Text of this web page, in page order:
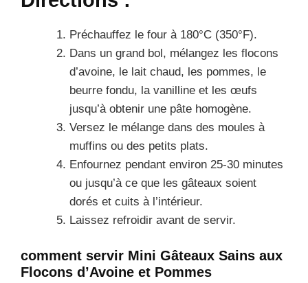
Préchauffez le four à 180°C (350°F).
Dans un grand bol, mélangez les flocons
d’avoine, le lait chaud, les pommes, le
beurre fondu, la vanilline et les œufs
jusqu’à obtenir une pâte homogène.
Versez le mélange dans des moules à
muffins ou des petits plats.
Enfournez pendant environ 25-30 minutes
ou jusqu’à ce que les gâteaux soient
dorés et cuits à l’intérieur.
Laissez refroidir avant de servir.
comment servir Mini Gâteaux Sains aux
Flocons d’Avoine et Pommes